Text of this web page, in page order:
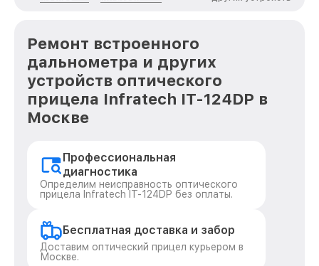
Ремонт встроенного
дальнометра и других
устройств оптического
прицела Infratech IT-124DP в
Москве
Профессиональная
диагностика
Определим неисправность оптического
прицела Infratech IT-124DP без оплаты.
Бесплатная доставка и забор
Доставим оптический прицел курьером в
Москве.